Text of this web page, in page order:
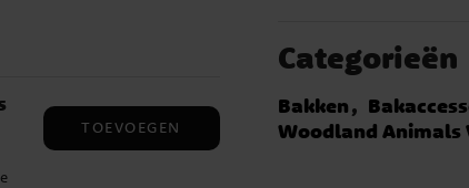
TOEVOEGEN
Categorieën
Bakken
Woodland Animals